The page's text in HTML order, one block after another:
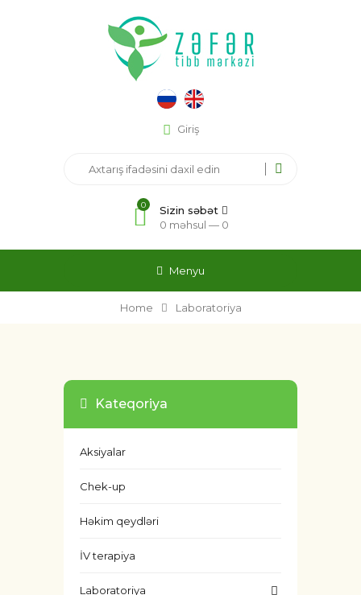
Giriş
0
Sizin səbət
0 məhsul — 0
Menyu
Home Laboratoriya
Kateqoriya
Aksiyalar
Chek-up
Həkim qeydləri
İV terapiya
Laboratoriya